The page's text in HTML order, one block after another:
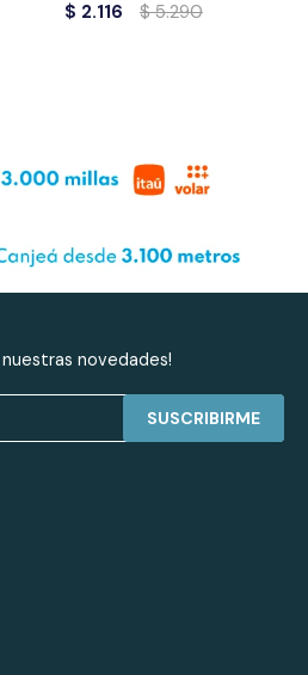
$ 2.116 $ 5.290
novedades!
SUSCRIBIRME